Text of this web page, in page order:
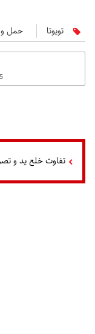
تویوتا حمل و
تفاوت خلع ید و